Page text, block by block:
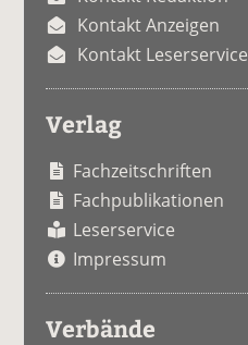
Kontakt Anzeigen
Kontakt Leserservice
Verlag
Fachzeitschriften
Fachpublikationen
Leserservice
Impressum
Verbände